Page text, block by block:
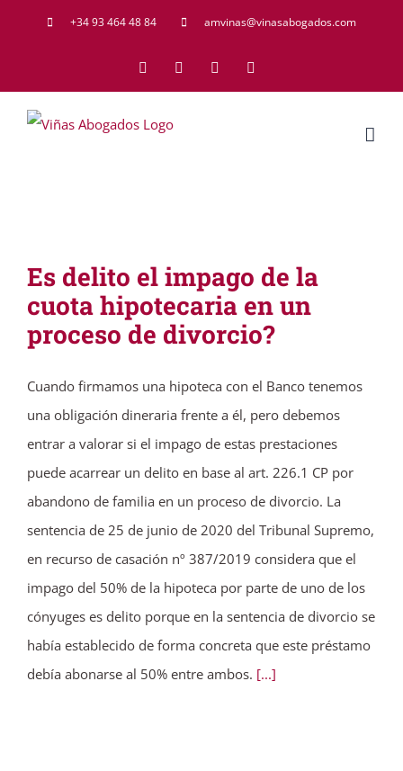
+34 93 464 48 84 amvinas@vinasabogados.com
FacebookTwitter LinkedIn
Es delito el impago de la
cuota hipotecaria en un
proceso de divorcio?
Cuando firmamos una hipoteca con el Banco tenemos
una obligación dineraria frente a él, pero debemos
entrar a valorar si el impago de estas prestaciones
puede acarrear un delito en base al art. 226.1 CP por
abandono de familia en un proceso de divorcio. La
sentencia de 25 de junio de 2020 del Tribunal Supremo,
en recurso de casación nº 387/2019 considera que el
impago del 50% de la hipoteca por parte de uno de los
cónyuges es delito porque en la sentencia de divorcio se
había establecido de forma concreta que este préstamo
debía abonarse al 50% entre ambos. [...]